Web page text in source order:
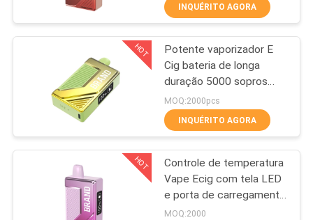
FÁBRICA
CONTROLE
QUALIDADE
PEÇA
CITAÇÕES
Dispositivo
descartável da
vagem de Vape
INQUÉRITO AGORA
HOT
Potente vaporizador E
Cig bateria de longa
duração 5000 sopros
design OEM
MOQ:2000pcs
INQUÉRITO AGORA
HOT
Controle de temperatura
Vape Ecig com tela LED
e porta de carregamento
USB
MOQ:2000